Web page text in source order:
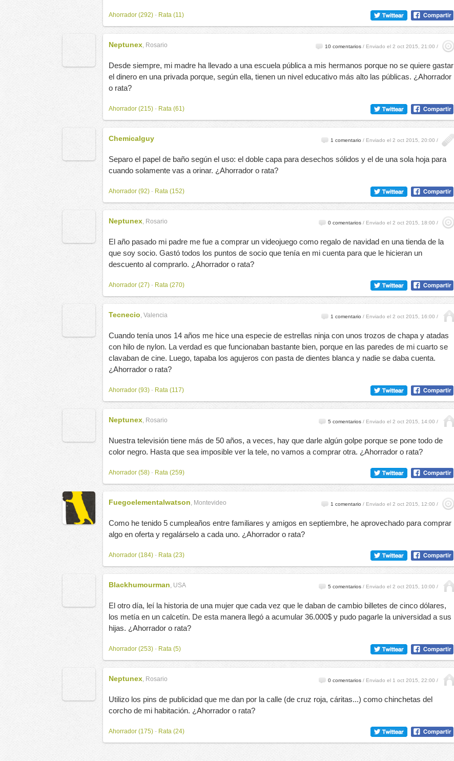
Ahorrador (292) - Rata (11)
Neptunex, Rosario 10 comentarios / Enviado el 2 oct 2015, 21:00 /
Desde siempre, mi madre ha llevado a una escuela pública a mis hermanos porque no se quiere gastar
el dinero en una privada porque, según ella, tienen un nivel educativo más alto las públicas. ¿Ahorrador
o rata?
Ahorrador (215) - Rata (61)
Chemicalguy 1 comentario / Enviado el 2 oct 2015, 20:00 /
Separo el papel de baño según el uso: el doble capa para desechos sólidos y el de una sola hoja para
cuando solamente vas a orinar. ¿Ahorrador o rata?
Ahorrador (92) - Rata (152)
Neptunex, Rosario 0 comentarios / Enviado el 2 oct 2015, 18:00 /
El año pasado mi padre me fue a comprar un videojuego como regalo de navidad en una tienda de la
que soy socio. Gastó todos los puntos de socio que tenía en mi cuenta para que le hicieran un
descuento al comprarlo. ¿Ahorrador o rata?
Ahorrador (27) - Rata (270)
Tecnecio, Valencia 1 comentario / Enviado el 2 oct 2015, 16:00 /
Cuando tenía unos 14 años me hice una especie de estrellas ninja con unos trozos de chapa y atadas
con hilo de nylon. La verdad es que funcionaban bastante bien, porque en las paredes de mi cuarto se
clavaban de cine. Luego, tapaba los agujeros con pasta de dientes blanca y nadie se daba cuenta.
¿Ahorrador o rata?
Ahorrador (93) - Rata (117)
Neptunex, Rosario 5 comentarios / Enviado el 2 oct 2015, 14:00 /
Nuestra televisión tiene más de 50 años, a veces, hay que darle algún golpe porque se pone todo de
color negro. Hasta que sea imposible ver la tele, no vamos a comprar otra. ¿Ahorrador o rata?
Ahorrador (58) - Rata (259)
Fuegoelementalwatson, Montevideo 1 comentario / Enviado el 2 oct 2015, 12:00 /
Como he tenido 5 cumpleaños entre familiares y amigos en septiembre, he aprovechado para comprar
algo en oferta y regalárselo a cada uno. ¿Ahorrador o rata?
Ahorrador (184) - Rata (23)
Blackhumourman, USA 5 comentarios / Enviado el 2 oct 2015, 10:00 /
El otro día, leí la historia de una mujer que cada vez que le daban de cambio billetes de cinco dólares,
los metía en un calcetín. De esta manera llegó a acumular 36.000$ y pudo pagarle la universidad a sus
hijas. ¿Ahorrador o rata?
Ahorrador (253) - Rata (5)
Neptunex, Rosario 0 comentarios / Enviado el 1 oct 2015, 22:00 /
Utilizo los pins de publicidad que me dan por la calle (de cruz roja, cáritas...) como chinchetas del
corcho de mi habitación. ¿Ahorrador o rata?
Ahorrador (175) - Rata (24)